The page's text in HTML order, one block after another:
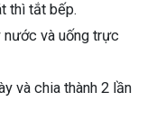
thì tắt bếp.
nước và uống trực
và chia thành 2 lần